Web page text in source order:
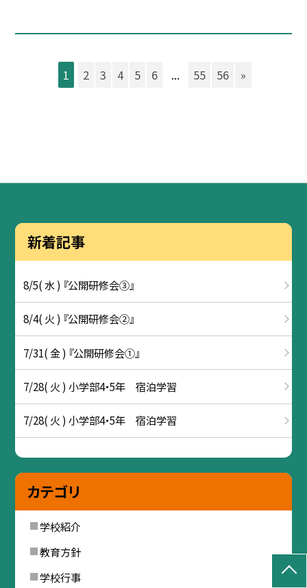
1 2 3 4 5 6 ... 55 56 »
新着記事
8/5( 水 ) 『公開研修会③』
8/4( 火 ) 『公開研修会②』
7/31( 金 ) 『公開研修会①』
7/28( 火 ) 小学部4・5年 宿泊学習
7/28( 火 ) 小学部4・5年 宿泊学習
カテゴリ
学校紹介
教育方針
学校行事